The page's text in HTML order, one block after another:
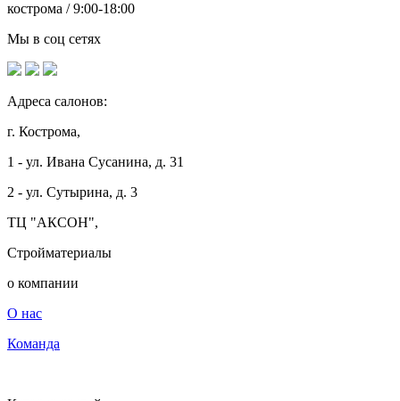
кострома / 9:00-18:00
Мы в соц сетях
Адреса салонов:
г. Кострома,
1 - ул. Ивана Сусанина, д. 31
2 - ул. Сутырина, д. 3
ТЦ "АКСОН",
Стройматериалы
о компании
О нас
Команда